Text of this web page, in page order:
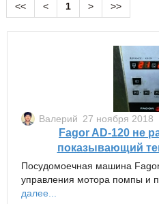
<< < 1 > >>
Валерий 27 ноября 2018
Fagor AD-120 не
показывающий
Посудомоечная машина
управления мотора помпы и
далее...